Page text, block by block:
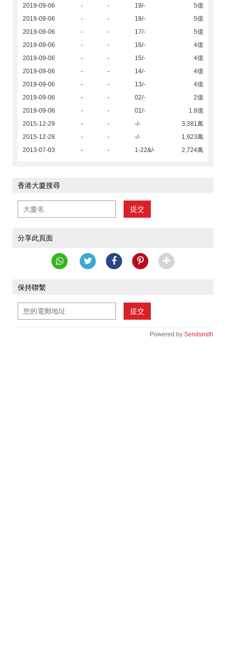
2019-09-06 - - 19/-
5億
2019-09-06
- - 18/-
5億
2019-09-06
- - 17/-
5億
2019-09-06
- - 16/-
4億
2019-09-06
- - 15/-
4億
2019-09-06
- - 14/-
4億
2019-09-06
- - 13/-
4億
2019-09-06
- - 02/-
2億
2019-09-06
- - 01/-
1.8億
2015-12-29
- - -/-
3,381萬
2015-12-28
- - -/-
1,923萬
2013-07-03
- - 1-22&/- 2,724萬
香港大廈搜尋
提交
分享此頁面
保持聯繫
提交
Powered by Sendsmith